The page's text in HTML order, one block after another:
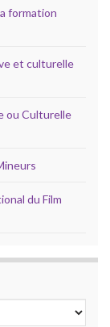
formation
et culturelle
ou Culturelle
du Film